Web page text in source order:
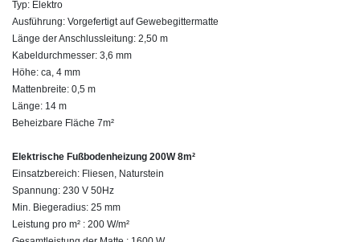
Typ: Elektro
Ausführung: Vorgefertigt auf Gewebegittermatte
Länge der Anschlussleitung: 2,50 m
Kabeldurchmesser: 3,6 mm
Höhe: ca, 4 mm
Mattenbreite: 0,5 m
Länge: 14 m
Beheizbare Fläche 7m²
Elektrische Fußbodenheizung 200W 8m²
Einsatzbereich: Fliesen, Naturstein
Spannung: 230 V 50Hz
Min. Biegeradius: 25 mm
Leistung pro m² : 200 W/m²